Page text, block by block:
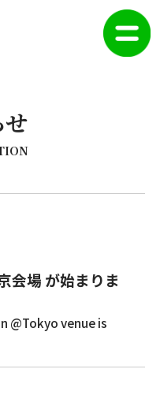
会場 が始まりま
@Tokyo venue is